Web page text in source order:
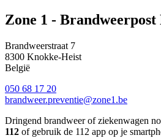
Zone 1 -
Brandweerstraat 7
8300 Knokke-Heist
België
050 68 17 20
brandweer.preventie@zone1.be
Dringend brandweer of ziekenwagen
112 of gebruik de 112 app op je